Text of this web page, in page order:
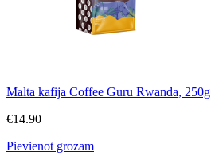
Malta kafija Coffee Guru Rwanda, 250g
€14.90
Pievienot grozam